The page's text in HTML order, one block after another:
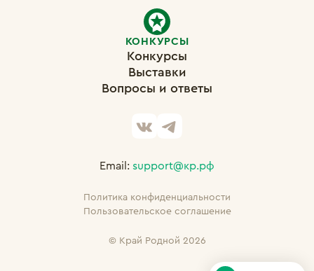
КОНКУРСЫ
Конкурсы
Выставки
Вопросы и ответы
Политика конфиденциальности
Пользовательское соглашение
Email: support@кр.рф
© Край Родной 2026